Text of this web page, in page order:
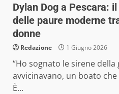
Dylan Dog a Pescara:
delle paure moderne
donne
Redazione 1 Giugno 2026
“Ho sognato le sirene della
avvicinavano, un boato
È...